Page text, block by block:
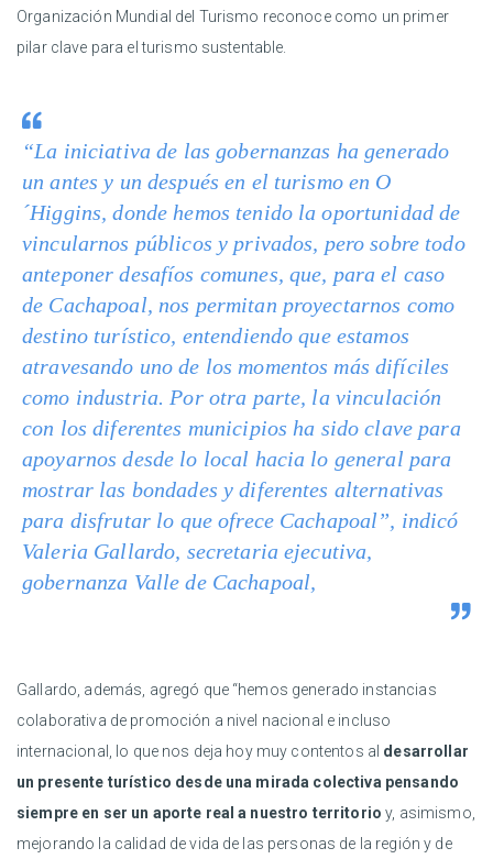
Organización Mundial del Turismo reconoce como un primer
pilar clave para el turismo sustentable.
“La iniciativa de las gobernanzas ha generado
un antes y un después en el turismo en O
´Higgins, donde hemos tenido la oportunidad de
vincularnos públicos y privados, pero sobre todo
anteponer desafíos comunes, que, para el caso
de Cachapoal, nos permitan proyectarnos como
destino turístico, entendiendo que estamos
atravesando uno de los momentos más difíciles
como industria. Por otra parte, la vinculación
con los diferentes municipios ha sido clave para
apoyarnos desde lo local hacia lo general para
mostrar las bondades y diferentes alternativas
para disfrutar lo que ofrece Cachapoal”, indicó
Valeria Gallardo, secretaria ejecutiva,
gobernanza Valle de Cachapoal,
Gallardo, además, agregó que “hemos generado instancias
colaborativa de promoción a nivel nacional e incluso
internacional, lo que nos deja hoy muy contentos al desarrollar
un presente turístico desde una mirada colectiva pensando
siempre en ser un aporte real a nuestro territorio y, asimismo,
mejorando la calidad de vida de las personas de la región y de